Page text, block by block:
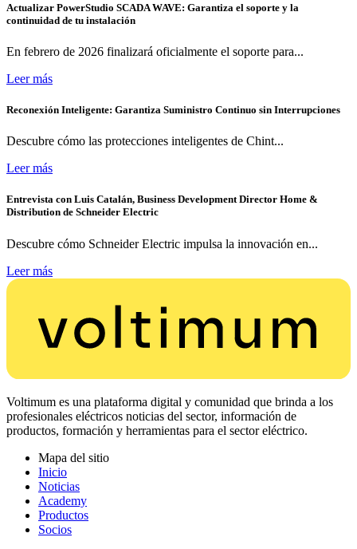
Actualizar PowerStudio SCADA WAVE: Garantiza el soporte y la
continuidad de tu instalación
En febrero de 2026 finalizará oficialmente el soporte para...
Leer más
Reconexión Inteligente: Garantiza Suministro Continuo sin Interrupciones
Descubre cómo las protecciones inteligentes de Chint...
Leer más
Entrevista con Luis Catalán, Business Development Director Home &
Distribution de Schneider Electric
Descubre cómo Schneider Electric impulsa la innovación en...
Leer más
Voltimum es una plataforma digital y comunidad que brinda a los
profesionales eléctricos noticias del sector, información de
productos, formación y herramientas para el sector eléctrico.
Mapa del sitio
Inicio
Noticias
Academy
Productos
Socios